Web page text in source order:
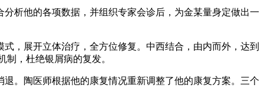
析他的各项数据，并组织专家会诊后，为金某量身定做出一
，展开立体治疗，全方位修复。中西结合，由内而外，达到
，杜绝银屑病的复发。
。陶医师根据他的康复情况重新调整了他的康复方案。三个